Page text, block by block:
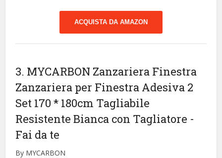
ACQUISTA DA AMAZON
3. MYCARBON Zanzariera Finestra
Zanzariera per Finestra Adesiva 2
Set 170 * 180cm Tagliabile
Resistente Bianca con Tagliatore -
Fai da te
By MYCARBON